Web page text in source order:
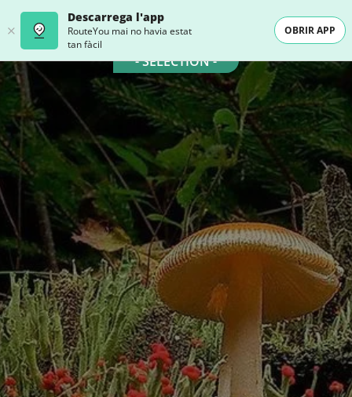
Descarrega l'app
RouteYou mai no havia estat
tan fàcil
OBRIR APP
- SELECTION -